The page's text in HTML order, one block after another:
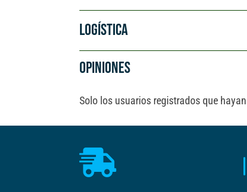
LOGÍSTICA
OPINIONES
Solo los usuarios registrados que
